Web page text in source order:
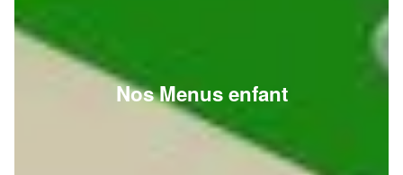
Nos Menus enfant